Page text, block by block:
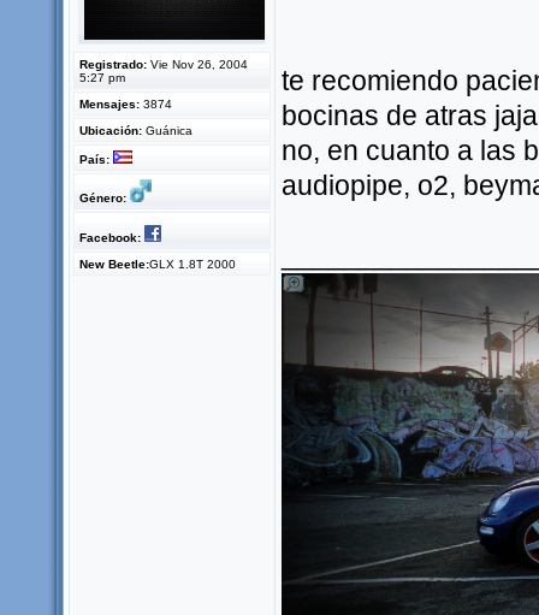
Registrado: Vie Nov 26, 2004
5:27 pm
Mensajes: 3874
Ubicación: Guánica
País:
Género:
Facebook:
New Beetle:GLX 1.8T 2000
te recomiendo
bocinas de atras
no, en cuanto a las
audiopipe, o2,